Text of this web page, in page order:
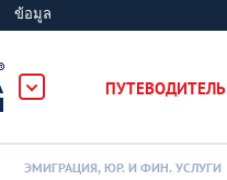
ข้อมูล
ПУТЕВОДИТЕЛЬ
ЭМИГРАЦИЯ, ЮР. И ФИН. УСЛУГИ